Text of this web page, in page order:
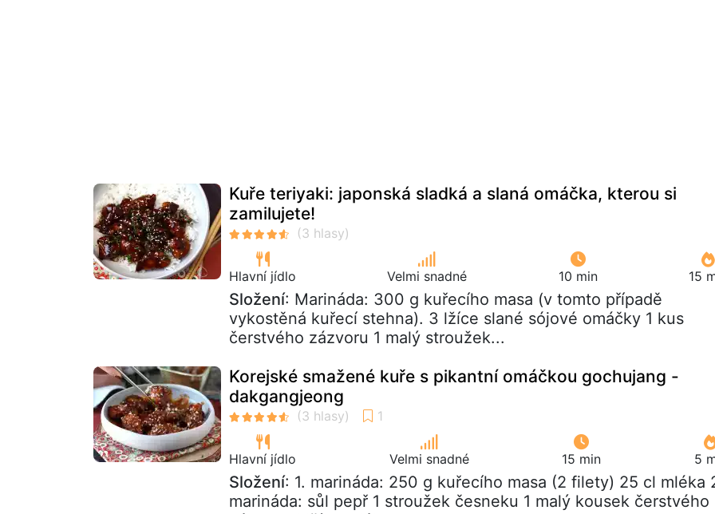
Kuře teriyaki: japonská sladká a slaná omáčka, kterou si
zamilujete!
Hlavní jídlo Velmi snadné 10 min 15
Složení: Marináda: 300 g kuřecího masa (v tomto případě
vykostěná kuřecí stehna). 3 lžíce slané sójové omáčky 1 kus
čerstvého zázvoru 1 malý stroužek...
Korejské smažené kuře s pikantní omáčkou gochujang -
dakgangjeong
Hlavní jídlo Velmi snadné 15 min 5
Složení: 1. marináda: 250 g kuřecího masa (2 filety) 25 cl mléka
marináda: sůl pepř 1 stroužek česneku 1 malý kousek čerstvého